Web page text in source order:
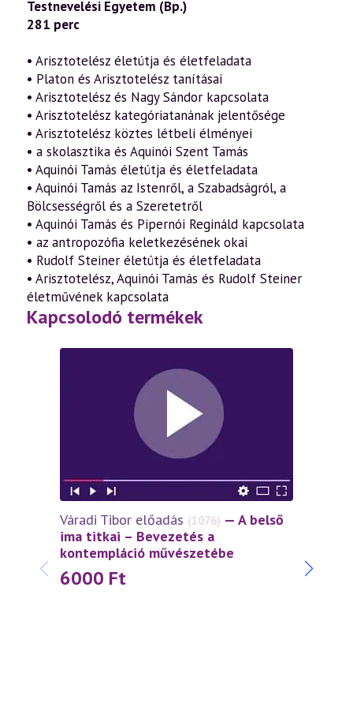
Testnevelési Egyetem (Bp.)
281 perc
• Arisztotelész életútja és életfeladata
• Platon és Arisztotelész tanításai
• Arisztotelész és Nagy Sándor kapcsolata
• Arisztotelész kategóriatanának jelentősége
• Arisztotelész köztes létbeli élményei
• a skolasztika és Aquinói Szent Tamás
• Aquinói Tamás életútja és életfeladata
• Aquinói Tamás az Istenről, a Szabadságról, a
Bölcsességről és a Szeretetről
• Aquinói Tamás és Pipernói Regináld kapcsolata
• az antropozófia keletkezésének okai
• Rudolf Steiner életútja és életfeladata
• Arisztotelész, Aquinói Tamás és Rudolf Steiner
életművének kapcsolata
Kapcsolodó termékek
Váradi Tibor előadás (1076) — A belső
ima titkai – Bevezetés a
kontempláció művészetébe
6000 Ft